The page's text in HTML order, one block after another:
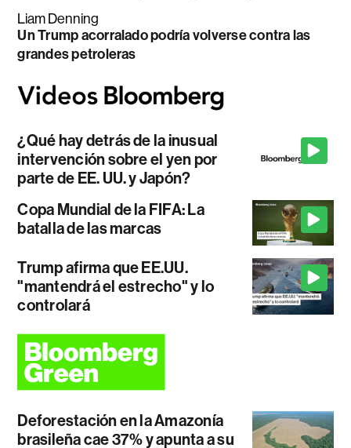
Liam Denning
Un Trump acorralado podría volverse contra las
grandes petroleras
¿Qué hay detrás de la inusual
intervención sobre el yen por
parte de EE. UU. y Japón?
Copa Mundial de la FIFA: La
batalla de las marcas
Trump afirma que EE.UU.
"mantendrá el estrecho" y lo
controlará
Deforestación en la Amazonía
brasileña cae 37% y apunta a su